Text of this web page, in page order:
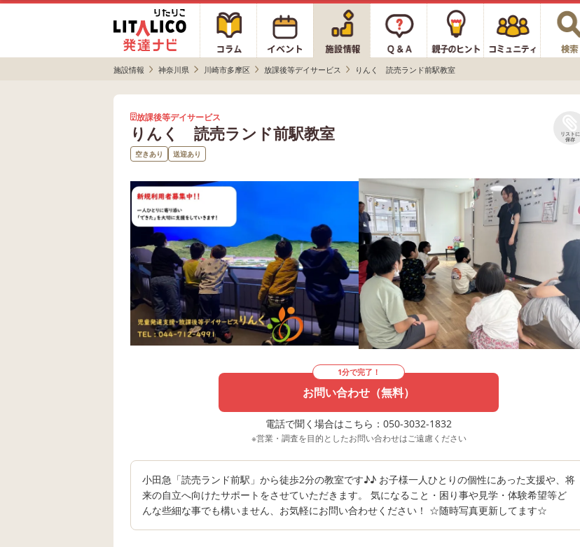
施設情報 神奈川県 川崎市多摩区 放課後等デイサービス りんく 読売ランド前駅教室
放課後等デイサービス
りんく 読売ランド前駅教室
リストに
保存
空きあり 送迎あり
1分で完了！
お問い合わせ（無料）
電話で聞く場合はこちら：050-3032-1832
※営業・調査を目的としたお問い合わせはご遠慮ください
小田急「読売ランド前駅」から徒歩2分の教室です♪♪ お子様一人ひとりの個性にあった支援や、将
来の自立へ向けたサポートをさせていただきます。 気になること・困り事や見学・体験希望等ど
んな些細な事でも構いません、お気軽にお問い合わせください！ ☆随時写真更新してます☆